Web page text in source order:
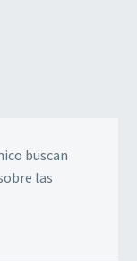
buscan
las